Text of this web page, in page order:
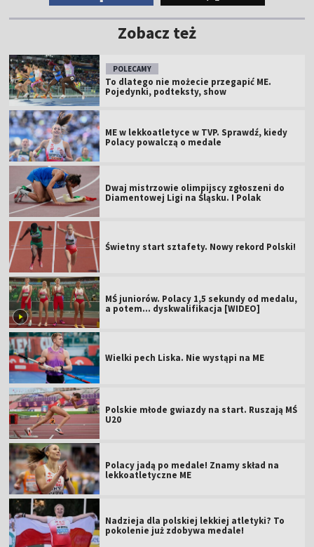
Zobacz też
POLECAMY
To dlatego nie możecie przegapić ME.
Pojedynki, podteksty, show
ME w lekkoatletyce w TVP. Sprawdź, kiedy
Polacy powalczą o medale
Dwaj mistrzowie olimpijscy zgłoszeni do
Diamentowej Ligi na Śląsku. I Polak
Świetny start sztafety. Nowy rekord Polski!
MŚ juniorów. Polacy 1,5 sekundy od medalu,
a potem... dyskwalifikacja [WIDEO]
Wielki pech Liska. Nie wystąpi na ME
Polskie młode gwiazdy na start. Ruszają MŚ
U20
Polacy jadą po medale! Znamy skład na
lekkoatletyczne ME
Nadzieja dla polskiej lekkiej atletyki? To
pokolenie już zdobywa medale!